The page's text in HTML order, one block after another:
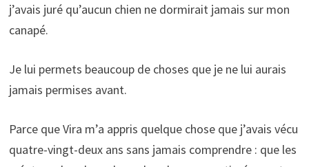
j’avais juré qu’aucun chien ne dormirait jamais sur mon
canapé.
Je lui permets beaucoup de choses que je ne lui aurais
jamais permises avant.
Parce que Vira m’a appris quelque chose que j’avais vécu
quatre-vingt-deux ans sans jamais comprendre : que les